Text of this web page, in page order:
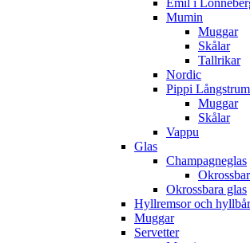
Emil i
Mumin
Muggar
Skålar
Tallrikar
Nordic
Pippi
Muggar
Skålar
Vappu
Glas
Champagneglas
Okrossbara glas
Hyllremsor och
Muggar
Servetter